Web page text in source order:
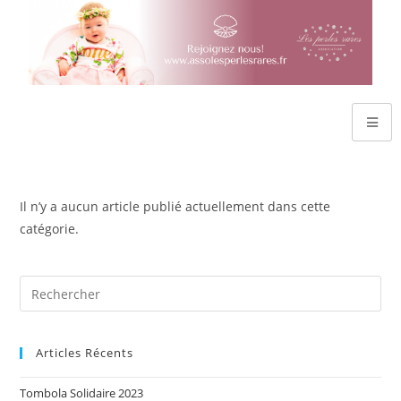
Il n’y a aucun article publié actuellement dans cette
catégorie.
Articles Récents
Tombola Solidaire 2023